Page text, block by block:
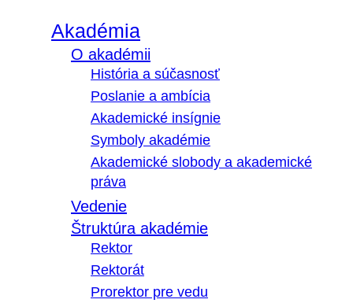
Akadémia
O akadémii
História a súčasnosť
Poslanie a ambícia
Akademické insígnie
Symboly akadémie
Akademické slobody a akademické
práva
Vedenie
Štruktúra akadémie
Rektor
Rektorát
Prorektor pre vedu